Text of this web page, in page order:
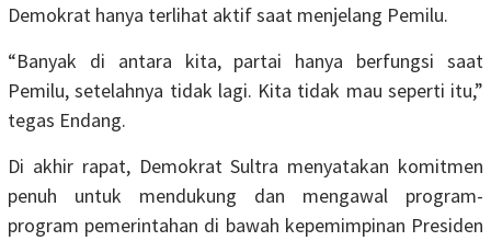
Demokrat hanya terlihat aktif saat menjelang Pemilu.
“Banyak di antara kita, partai hanya berfungsi saat
Pemilu, setelahnya tidak lagi. Kita tidak mau seperti itu,”
tegas Endang.
Di akhir rapat, Demokrat Sultra menyatakan komitmen
penuh untuk mendukung dan mengawal program-
program pemerintahan di bawah kepemimpinan Presiden